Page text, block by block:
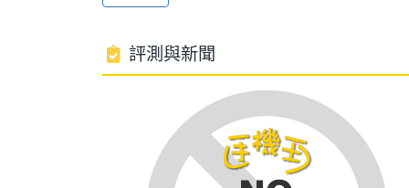
片、動畫、鈴聲以及三色鍵盤背光，讓你
功能規格：
◎ 支援三頻系統
◎ 主螢幕 26 萬高畫質顯色
◎ 外螢幕 65536 色
顯示螢幕
主螢幕色彩 26 萬色
評測與新聞